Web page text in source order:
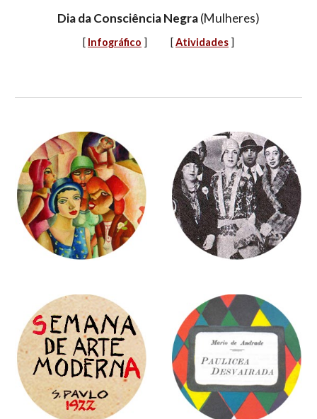
Dia da Consciência Negra(Mulheres)
[ Infográfico ] [Atividades ]